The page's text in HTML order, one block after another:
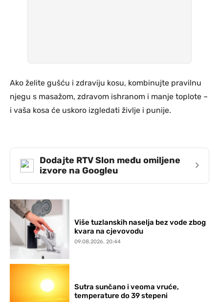
Ako želite gušću i zdraviju kosu, kombinujte pravilnu
njegu s masažom, zdravom ishranom i manje toplote –
i vaša kosa će uskoro izgledati življe i punije.
Dodajte RTV Slon među omiljene
izvore na Googleu
›
Više tuzlanskih naselja bez vode zbog
kvara na cjevovodu
09.08.2026. 20:44
Sutra sunčano i veoma vruće,
temperature do 39 stepeni